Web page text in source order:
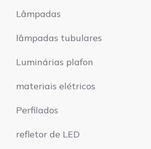
Lâmpadas
lâmpadas tubulares
Luminárias plafon
materiais elétricos
Perfilados
refletor de LED